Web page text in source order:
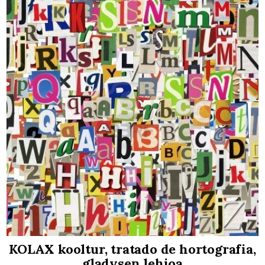
KOLAX kooltur, tratado de hortografia,